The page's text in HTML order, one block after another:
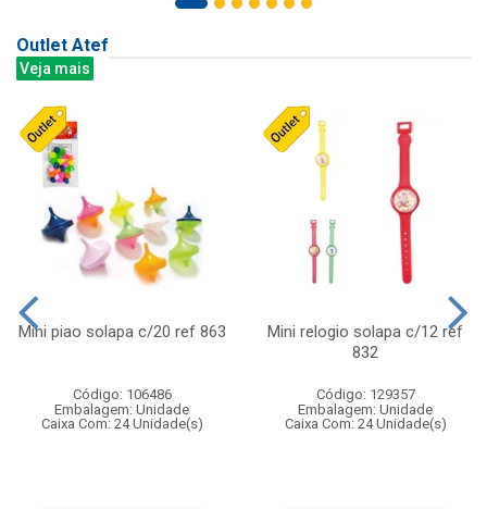
Outlet Atef
Veja mais
Mini piao solapa c/20 ref 863
Código: 106486
Embalagem: Unidade
Caixa Com: 24 Unidade(s)
Mini relogio solapa c/12 ref
832
Código: 129357
Embalagem: Unidade
Caixa Com: 24 Unidade(s)